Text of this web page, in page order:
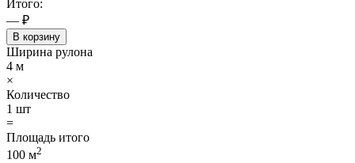
Итого:
— ₽
В корзину
Ширина рулона
4 м
×
Количество
1 шт
=
Площадь итого
100 м2